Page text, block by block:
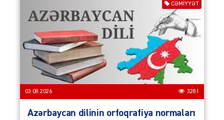
CƏMIYYƏT
03.08.2026 3281
Azərbaycan dilinin orfoqrafiya normaları